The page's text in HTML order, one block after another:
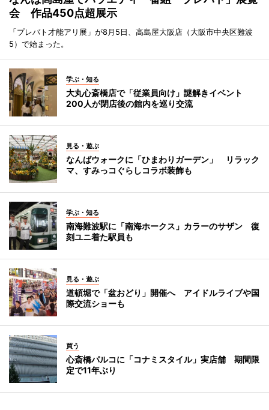
会 作品450点超展示
「プレバト才能アリ展」が8月5日、高島屋大阪店（大阪市中央区難波
5）で始まった。
学ぶ・知る
大丸心斎橋店で「従業員向け」謎解きイベント
200人が閉店後の館内を巡り交流
見る・遊ぶ
なんばウォークに「ひまわりガーデン」 リラック
マ、すみっコぐらしコラボ装飾も
学ぶ・知る
南海難波駅に「南海ホークス」カラーのサザン 復
刻ユニ着た駅員も
見る・遊ぶ
道頓堀で「盆おどり」開催へ アイドルライブや国
際交流ショーも
買う
心斎橋パルコに「コナミスタイル」実店舗 期間限
定で11年ぶり